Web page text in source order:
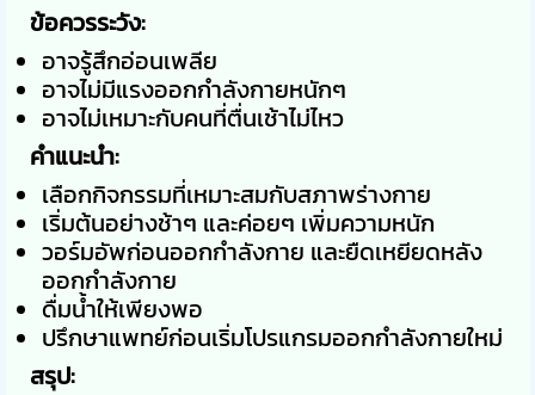
ข้อควรระวัง:
อาจรู้สึกอ่อนเพลีย
อาจไม่มีแรงออกกำลังกายหนักๆ
อาจไม่เหมาะกับคนที่ตื่นเช้าไม่ไหว
คำแนะนำ:
เลือกกิจกรรมที่เหมาะสมกับสภาพร่างกาย
เริ่มต้นอย่างช้าๆ และค่อยๆ เพิ่มความหนัก
วอร์มอัพก่อนออกกำลังกาย และยืดเหยียดหลัง
ออกกำลังกาย
ดื่มน้ำให้เพียงพอ
ปรึกษาแพทย์ก่อนเริ่มโปรแกรมออกกำลังกายใหม่
สรุป: